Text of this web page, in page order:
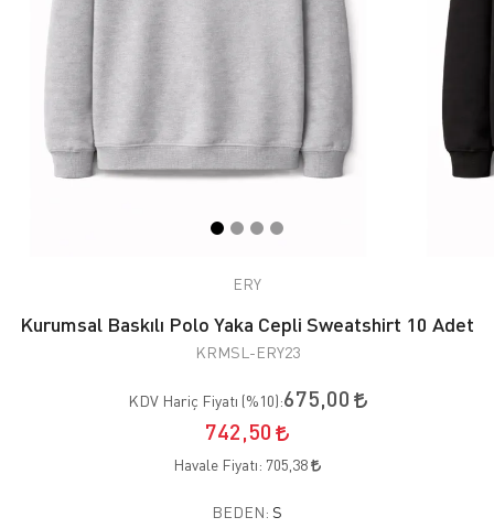
ERY
Kurumsal Baskılı Polo Yaka Cepli Sweatshirt 10 Adet
KRMSL-ERY23
KDV Hariç Fiyatı (%10):675,00
742,50
Havale Fiyatı: 705,38
BEDEN: S